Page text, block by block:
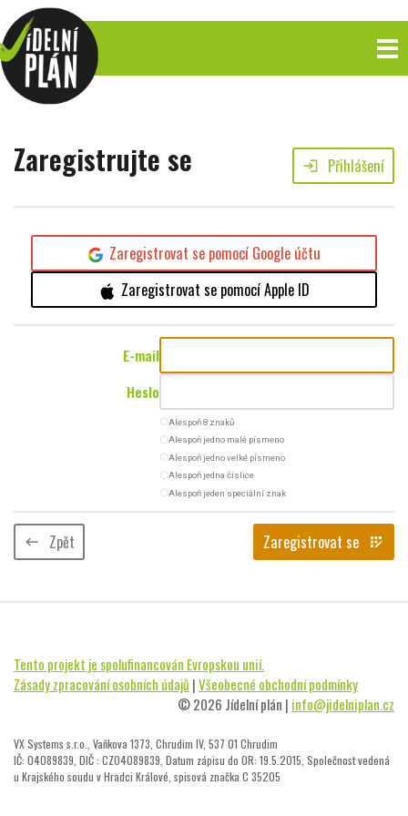
Zaregistrujte se login Přihlášení
Zaregistrovat se pomocí Google účtu
Zaregistrovat se pomocí Apple ID
E-mail
Heslo
radio_button_uncheckedAlespoň 8 znaků
radio_button_uncheckedAlespoň jedno malé písmeno
radio_button_uncheckedAlespoň jedno velké písmeno
radio_button_uncheckedAlespoň jedna číslice
radio_button_uncheckedAlespoň jeden speciální znak
keyboard_backspace Zpět Zaregistrovat se app_registration
Tento projekt je spolufinancován Evropskou unií.
Zásady zpracování osobních údajů |Všeobecné obchodní podmínky
© 2026 Jídelní plán | info@jidelniplan.cz
VX Systems s.r.o., Vaňkova 1373, Chrudim IV, 537 01 Chrudim
IČ: 04089839, DIČ : CZ04089839, Datum zápisu do OR: 19.5.2015, Společnost vedená
u Krajského soudu v Hradci Králové, spisová značka C 35205